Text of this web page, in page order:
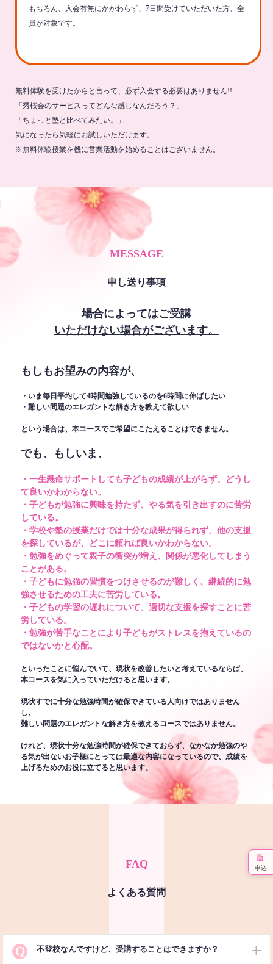
もちろん、入会有無にかかわらず、7日間受けていただいた方、全
員が対象です。
無料体験を受けたからと言って、必ず入会する必要はありません!!
「秀桜会のサービスってどんな感じなんだろう？」
「ちょっと塾と比べてみたい。」
気になったら気軽にお試しいただけます。
※無料体験授業を機に営業活動を始めることはございません。
MESSAGE
申し送り事項
場合によってはご受講
いただけない場合がございます。
もしもお望みの内容が、
・いま毎日平均して4時間勉強しているのを6時間に伸ばしたい
・難しい問題のエレガントな解き方を教えて欲しい
という場合は、本コースでご希望にこたえることはできません。
でも、もしいま、
・一生懸命サポートしても子どもの成績が上がらず、どうし
て良いかわからない。
・子どもが勉強に興味を持たず、やる気を引き出すのに苦労
している。
・学校や塾の授業だけでは十分な成果が得られず、他の支援
を探しているが、どこに頼れば良いかわからない。
・勉強をめぐって親子の衝突が増え、関係が悪化してしまう
ことがある。
・子どもに勉強の習慣をつけさせるのが難しく、継続的に勉
強させるための工夫に苦労している。
・子どもの学習の遅れについて、適切な支援を探すことに苦
労している。
・勉強が苦手なことにより子どもがストレスを抱えているの
ではないかと心配。
といったことに悩んでいて、現状を改善したいと考えているならば、
本コースを気に入っていただけると思います。
現状すでに十分な勉強時間が確保できている人向けではありません
し、
難しい問題のエレガントな解き方を教えるコースではありません。
けれど、現状十分な勉強時間が確保できておらず、なかなか勉強のや
る気が出ないお子様にとっては最適な内容になっているので、成績を
上げるためのお役に立てると思います。
FAQ
よくある質問
Q 不登校なんですけど、受講することはできますか？
申込